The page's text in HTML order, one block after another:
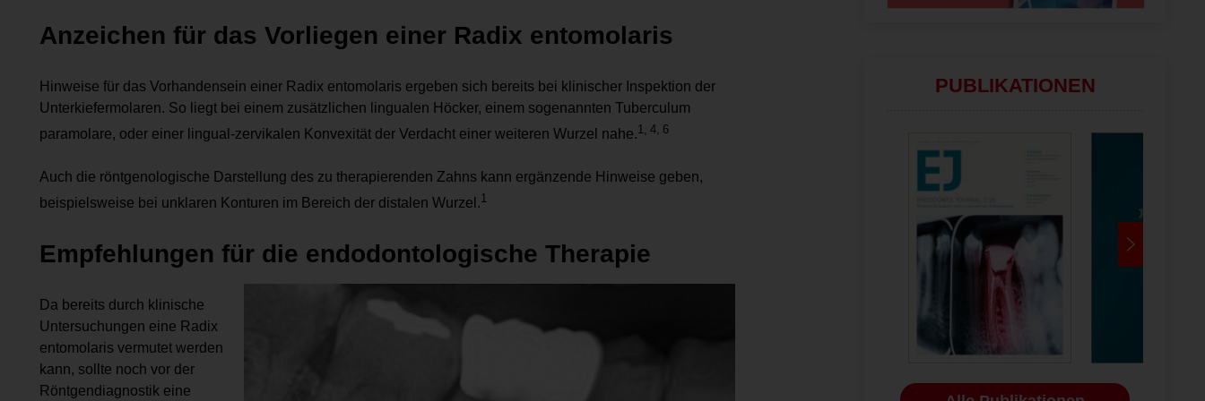
Anzeichen für das Vorliegen einer Radix entomolaris
Hinweise für das Vorhandensein einer Radix entomolaris ergeben sich bereits bei klinischer Inspektion der
Unterkiefermolaren. So liegt bei einem zusätzlichen lingualen Höcker, einem sogenannten Tuberculum
paramolare, oder einer lingual-­zervi­kalen Konvexität der Verdacht einer weiteren Wurzel nahe.1, 4, 6
Auch die röntgenologische Darstellung des zu therapierenden Zahns kann ergänzende Hinweise geben,
beispielsweise bei unklaren Konturen im Bereich der distalen Wurzel.1
Empfehlungen für die endodontologische Therapie
Da bereits durch klinische
Untersuchungen eine Radix
ento­molaris vermutet werden
kann, sollte noch vor der
Röntgendiagnostik eine
PUBLIKATIONEN